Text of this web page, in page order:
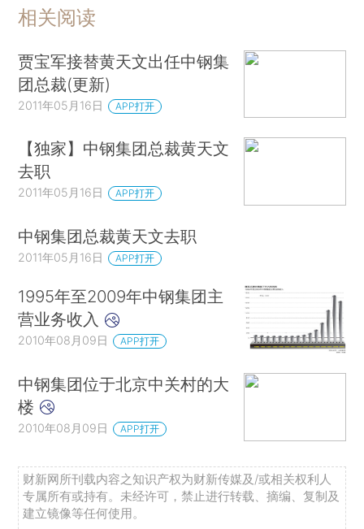
相关阅读
贾宝军接替黄天文出任中钢集
团总裁(更新)
2011年05月16日 APP打开
【独家】中钢集团总裁黄天文
去职
2011年05月16日 APP打开
中钢集团总裁黄天文去职
2011年05月16日 APP打开
1995年至2009年中钢集团主
营业务收入
2010年08月09日 APP打开
中钢集团位于北京中关村的大
楼
2010年08月09日 APP打开
财新网所刊载内容之知识产权为财新传媒及/或相关权利人
专属所有或持有。未经许可，禁止进行转载、摘编、复制及
建立镜像等任何使用。